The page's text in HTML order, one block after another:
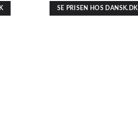
SE PRISEN HOS DANSK.DK